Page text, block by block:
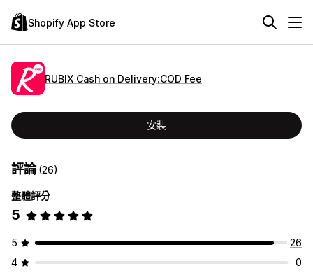
Shopify App Store
RUBIX Cash on Delivery:COD Fee
安裝
評論(26)
整體評分
5
5
26
4
0